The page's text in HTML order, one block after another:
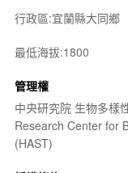
行政區:宜蘭縣大同鄉
最低海拔:1800
管理權
中央研究院 生物多樣
Research Center for
(HAST)